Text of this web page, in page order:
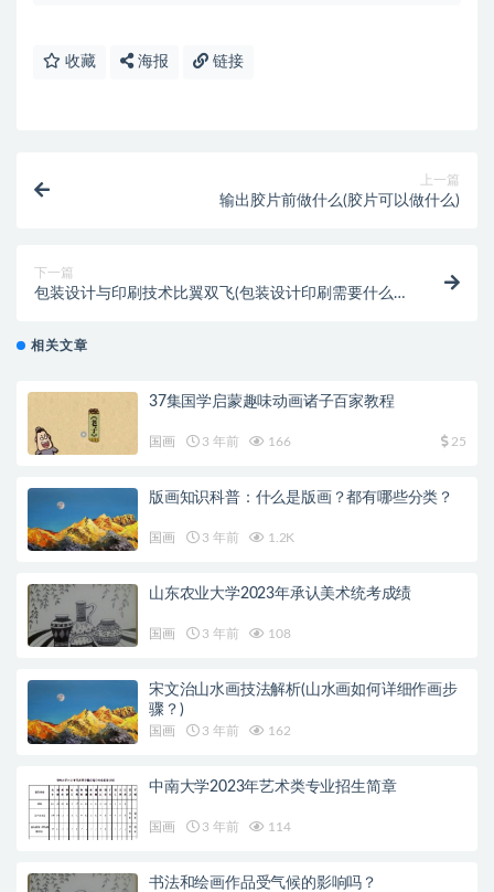
收藏 海报 链接
上一篇
输出胶片前做什么(胶片可以做什么)
下一篇
包装设计与印刷技术比翼双飞(包装设计印刷需要什么格
相关文章
37集国学启蒙趣味动画诸子百家教程
国画 3 年前 166 25
版画知识科普：什么是版画？都有哪些分类？
国画 3 年前 1.2K
山东农业大学2023年承认美术统考成绩
国画 3 年前 108
宋文治山水画技法解析(山水画如何详细作画步
骤？)
国画 3 年前 162
中南大学2023年艺术类专业招生简章
国画 3 年前 114
书法和绘画作品受气候的影响吗？